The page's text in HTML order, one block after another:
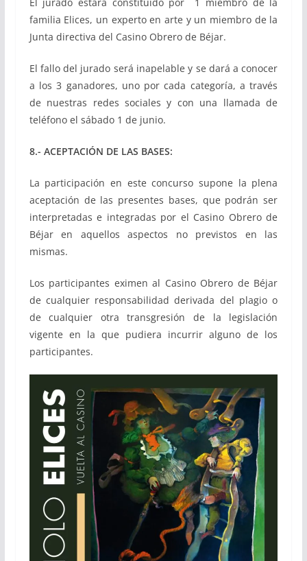
familia Elices, un experto en arte y un miembro de la
Junta directiva del Casino Obrero de Béjar.
El fallo del jurado será inapelable y se dará a conocer
a los 3 ganadores, uno por cada categoría, a través
de nuestras redes sociales y con una llamada de
teléfono el sábado 1 de junio.
8.- ACEPTACIÓN DE LAS BASES:
La participación en este concurso supone la plena
aceptación de las presentes bases, que podrán ser
interpretadas e integradas por el Casino Obrero de
Béjar en aquellos aspectos no previstos en las
mismas.
Los participantes eximen al Casino Obrero de Béjar
de cualquier responsabilidad derivada del plagio o
de cualquier otra transgresión de la legislación
vigente en la que pudiera incurrir alguno de los
participantes.